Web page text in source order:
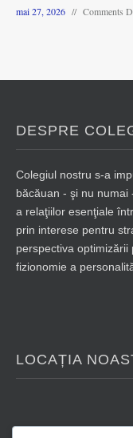
mai 27, 2026 Comments
DESPRE
Colegiul nostru s-a
băcăuan - şi nu
a relaţiilor esenţiale
prin interese pentru
perspectiva
fizionomie a
LOCAȚIA